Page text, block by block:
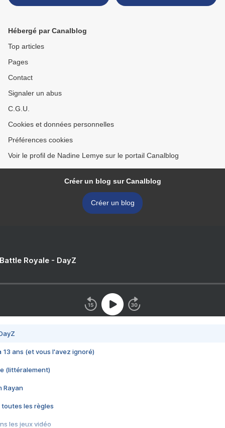
Hébergé par Canalblog
Top articles
Pages
Contact
Signaler un abus
C.G.U.
Cookies et données personnelles
Préférences cookies
Voir le profil de Nadine Lemye sur le portail Canalblog
Créer un blog sur Canalblog
Créer un blog
Royale - DayZ
13 ans (et vous l'avez ignoré)
(littéralement)
Rayan
toutes les règles
les jeux vidéo